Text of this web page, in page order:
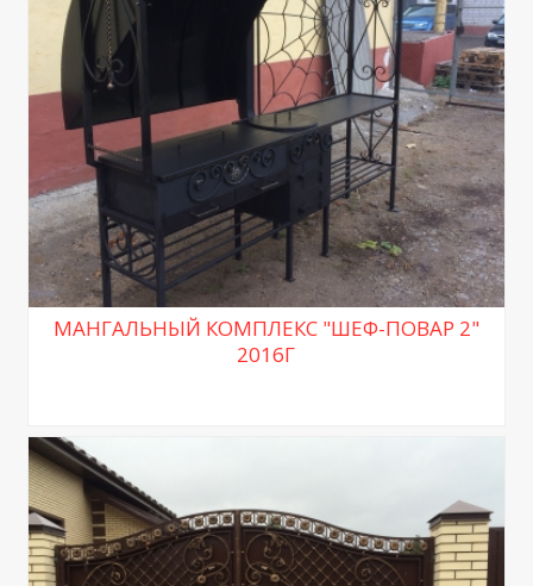
МАНГАЛЬНЫЙ КОМПЛЕКС "ШЕФ-ПОВАР 2"
2016Г